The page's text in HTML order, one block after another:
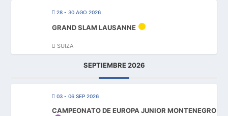
28 - 30 AGO 2026
GRAND SLAM LAUSANNE
SUIZA
SEPTIEMBRE 2026
03 - 06 SEP 2026
CAMPEONATO DE EUROPA JUNIOR MONTENEGRO